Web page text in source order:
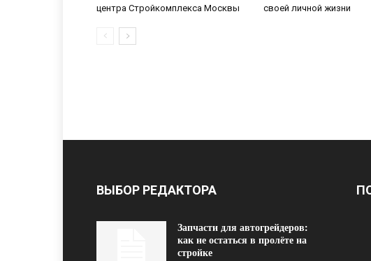
центра Стройкомплекса Москвы
своей личной жизни
ВЫБОР РЕДАКТОРА
Запчасти для автогрейдеров:
как не остаться в пролёте на
стройке